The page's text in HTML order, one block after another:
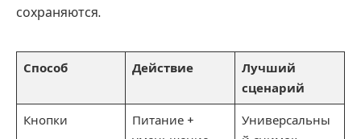
сохраняются.
Способ Действие
Лучший
сценарий
Кнопки
Питание +
Универсальны